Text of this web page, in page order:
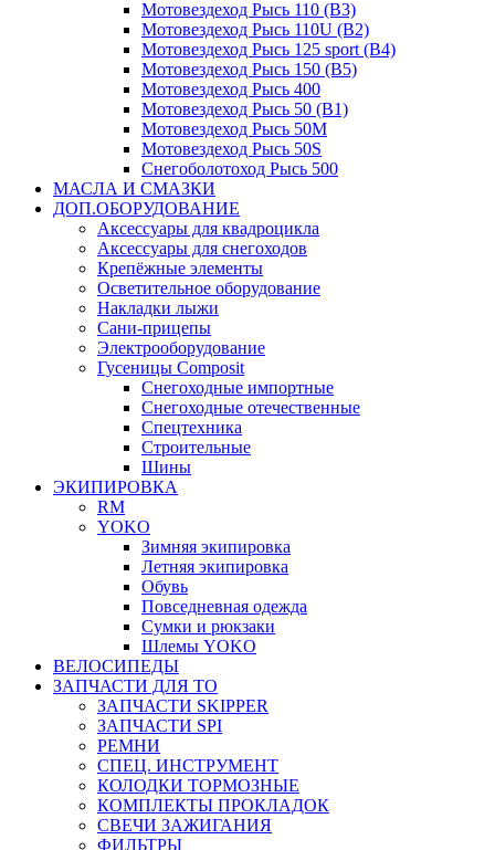
Мотовездеход Рысь 110 (B3)
Мотовездеход Рысь 110U (B2)
Мотовездеход Рысь 125 sport (B4)
Мотовездеход Рысь 150 (B5)
Мотовездеход Рысь 400
Мотовездеход Рысь 50 (B1)
Мотовездеход Рысь 50M
Мотовездеход Рысь 50S
Снегоболотоход Рысь 500
МАСЛА И СМАЗКИ
ДОП.ОБОРУДОВАНИЕ
Аксессуары для квадроцикла
Аксессуары для снегоходов
Крепёжные элементы
Осветительное оборудование
Накладки лыжи
Сани-прицепы
Электрооборудование
Гусеницы Composit
Снегоходные импортные
Снегоходные отечественные
Спецтехника
Строительные
Шины
ЭКИПИРОВКА
RM
YOKO
Зимняя экипировка
Летняя экипировка
Обувь
Повседневная одежда
Сумки и рюкзаки
Шлемы YOKO
ВЕЛОСИПЕДЫ
ЗАПЧАСТИ ДЛЯ ТО
ЗАПЧАСТИ SKIPPER
ЗАПЧАСТИ SPI
РЕМНИ
СПЕЦ. ИНСТРУМЕНТ
КОЛОДКИ ТОРМОЗНЫЕ
КОМПЛЕКТЫ ПРОКЛАДОК
СВЕЧИ ЗАЖИГАНИЯ
ФИЛЬТРЫ